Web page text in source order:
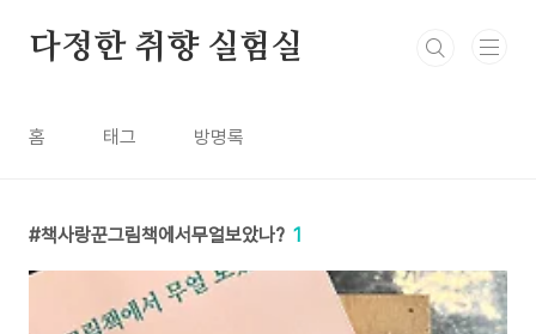
다정한 취향 실험실
홈 태그 방명록
책사랑꾼그림책에서무얼보았나? 1